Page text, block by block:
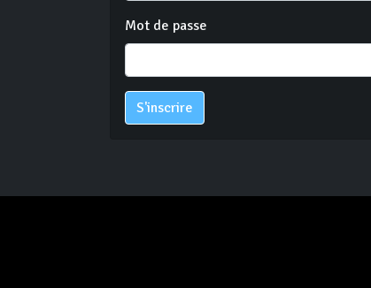
Mot de passe
S'inscrire